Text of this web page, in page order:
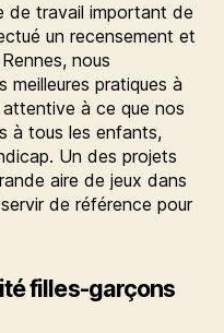
de travail important de
un recensement et
nous
pratiques à
à ce que nos
à tous les enfants,
Un des projets
aire de jeux dans
de référence pour
filles-garçons